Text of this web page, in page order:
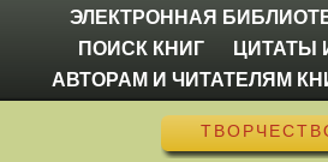
ЭЛЕКТРОННАЯ
ПОИСК КНИГ
ЦИТАТЫ
АВТОРАМ И ЧИТАТЕЛЯМ